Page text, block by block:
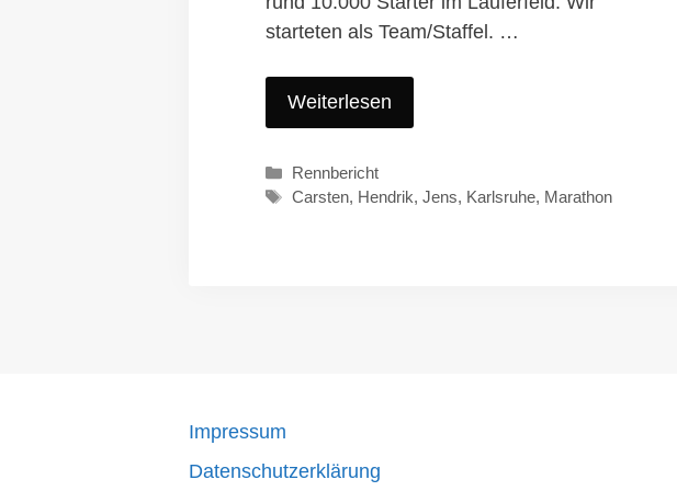
starteten als Team/Staffel. …
Weiterlesen
Kategorien
Rennbericht
Schlagwörter
Carsten, Hendrik,Jens, Karlsruhe, Marathon
Impressum
Datenschutzerklärung